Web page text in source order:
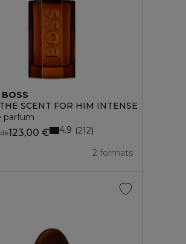
BOSS
SCENT FOR HIM INTENSE
parfum
123,00 €
2 formats
4.9 212